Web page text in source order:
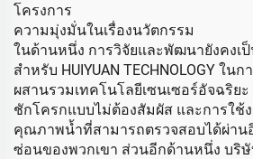
โครงการ
ความมุ่งมั่นในเรื่องนวัตกรรม
ในด้านหนึ่ง การวิจัยและพัฒนายังคงเ
สำหรับ HUIYUAN TECHNOLOGY ใน
ผสานรวมเทคโนโลยีเซนเซอร์อัจฉริยะ
ชักโครกแบบไม่ต้องสัมผัส และการใช้
คุณภาพน้ำที่สามารถตรวจสอบได้ผ่าน
ซ่อนของพวกเขา ส่วนอีกด้านหนึ่ง บริ